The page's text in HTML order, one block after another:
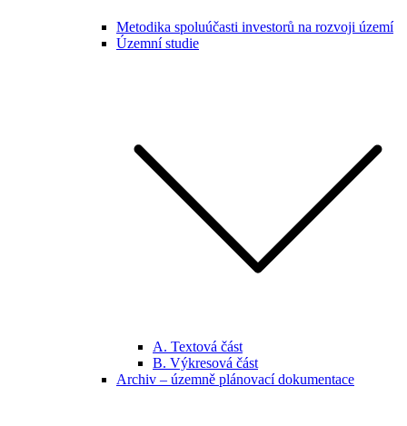
Metodika spoluúčasti investorů na rozvoji území
Územní studie
A. Textová část
B. Výkresová část
Archiv – územně plánovací dokumentace